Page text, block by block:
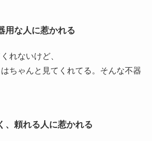
用な人に惹かれる
れないけど、
ちゃんと見てくれてる。そんな不器
、頼れる人に惹かれる